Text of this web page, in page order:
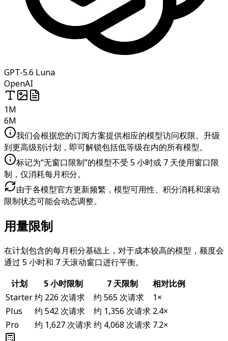
GPT-5.6 Luna
OpenAI
1M
6M
我们会根据您的订阅方案提供相应的模型访问权限。升级
到更高级别计划，即可解锁包括低等级在内的所有模型。
标记为“无窗口限制”的模型不受 5 小时或 7 天使用窗口限
制，仅消耗每月积分。
由于各模型官方更新频繁，模型可用性、积分消耗和滚动
限制状态可能会动态调整。
用量限制
在计划包含的每月积分基础上，对于成本较高的模型，额度会
通过 5 小时和 7 天滚动窗口进行平衡。
计划
5 小时限制 7 天限制
相对比例
Starter约 226 次请求 约 565 次请求 1×
Plus
约 542 次请求 约 1,356 次请求 2.4×
Pro
约 1,627 次请求约 4,068 次请求 7.2×